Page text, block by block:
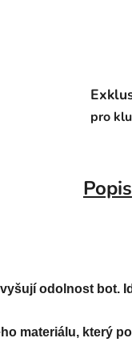
pro
Popis
odolnost bot.
materiálu, který